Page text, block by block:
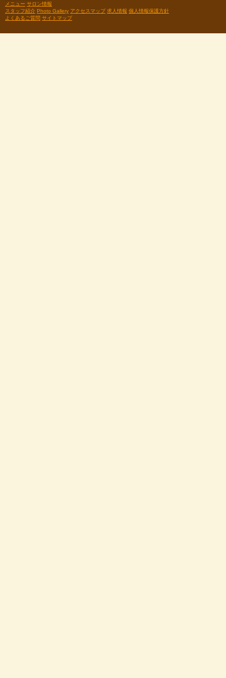
メニュー サロン情報
スタッフ紹介 Photo Gallery アクセスマップ 求人情報 個人情報保護方針
よくあるご質問 サイトマップ